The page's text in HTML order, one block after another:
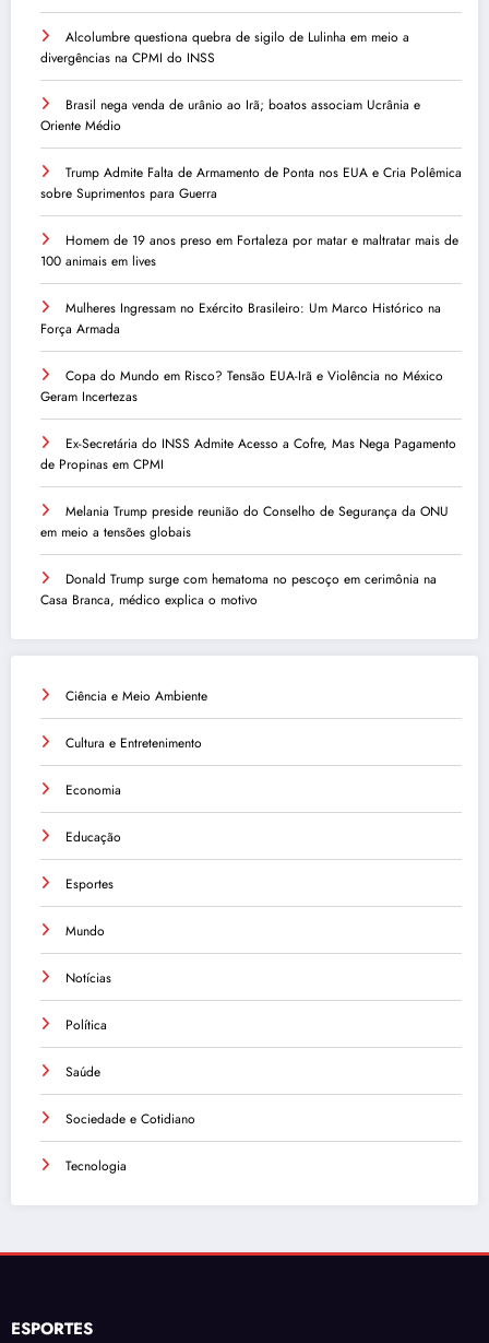
Alcolumbre questiona quebra de sigilo de Lulinha em meio a
divergências na CPMI do INSS
Brasil nega venda de urânio ao Irã; boatos associam Ucrânia e
Oriente Médio
Trump Admite Falta de Armamento de Ponta nos EUA e Cria Polêmica
sobre Suprimentos para Guerra
Homem de 19 anos preso em Fortaleza por matar e maltratar mais de
100 animais em lives
Mulheres Ingressam no Exército Brasileiro: Um Marco Histórico na
Força Armada
Copa do Mundo em Risco? Tensão EUA-Irã e Violência no México
Geram Incertezas
Ex-Secretária do INSS Admite Acesso a Cofre, Mas Nega Pagamento
de Propinas em CPMI
Melania Trump preside reunião do Conselho de Segurança da ONU
em meio a tensões globais
Donald Trump surge com hematoma no pescoço em cerimônia na
Casa Branca, médico explica o motivo
Ciência e Meio Ambiente
Cultura e Entretenimento
Economia
Educação
Esportes
Mundo
Notícias
Política
Saúde
Sociedade e Cotidiano
Tecnologia
ESPORTES